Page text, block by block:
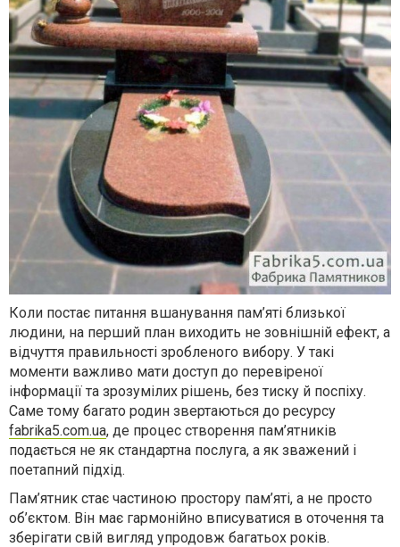
Коли постає питання вшанування пам’яті близької
людини, на перший план виходить не зовнішній ефект, а
відчуття правильності зробленого вибору. У такі
моменти важливо мати доступ до перевіреної
інформації та зрозумілих рішень, без тиску й поспіху.
Саме тому багато родин звертаються до ресурсу
fabrika5.com.ua, де процес створення пам’ятників
подається не як стандартна послуга, а як зважений і
поетапний підхід.
Пам’ятник стає частиною простору пам’яті, а не просто
об’єктом. Він має гармонійно вписуватися в оточення та
зберігати свій вигляд упродовж багатьох років.